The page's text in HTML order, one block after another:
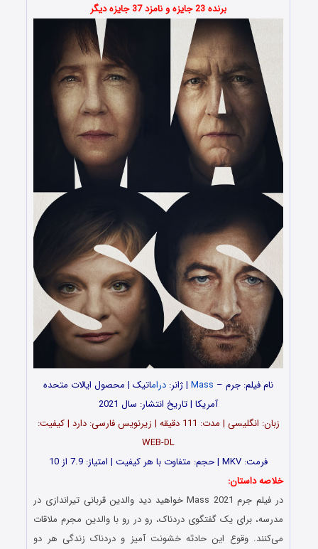
برنده 23 جایزه و نامزد 37 جایزه دیگر
نام فیلم: جرم – Mass | ژانر: دراماتیک | محصول ایالات متحده
آمریکا | تاریخ انتشار: سال 2021
زبان: انگلیسی | مدت‌: 111 دقیقه | زیرنویس فارسی: دارد | کیفیت:
WEB-DL
فرمت: MKV | حجم: متفاوت با هر کیفیت | امتیاز: 7.9 از 10
خلاصه داستان:
در فیلم جرم Mass 2021 خواهید دید والدین قربانی تیراندازی در
مدرسه، برای یک گفتگوی دردناک، رو در رو با والدین مجرم ملاقات
می‌کنند. وقوع این حادثه خشونت آمیز و دردناک زندگی هر دو